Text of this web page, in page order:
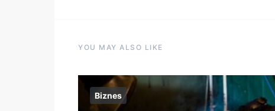
YOU MAY ALSO LIKE
Biznes